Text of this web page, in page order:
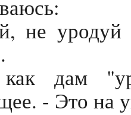
не уродуй
дам
- Это на